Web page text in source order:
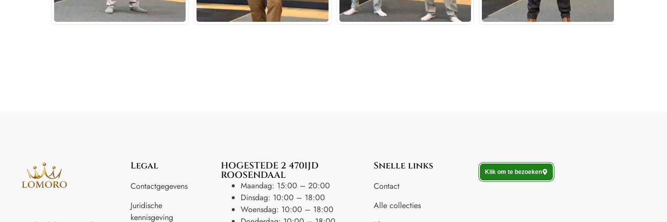
Legal
Contactgegevens
Juridische
kennisgeving
HOGESTEDE 2 4701JD
ROOSENDAAL
Maandag: 15:00 – 20:00
Dinsdag: 10:00 – 18:00
Woensdag: 10:00 – 18:00
Snelle links
Contact
Alle collecties
Klik om te bezoeken